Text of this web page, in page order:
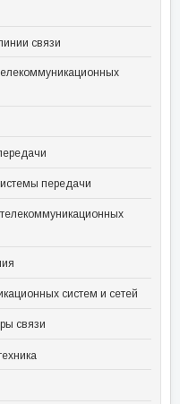
связи
передачи
систем и сетей
связи